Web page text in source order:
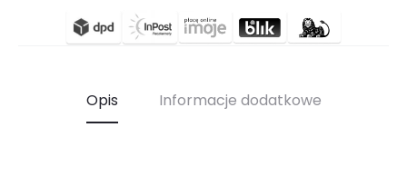
Opis Informacje dodatkowe